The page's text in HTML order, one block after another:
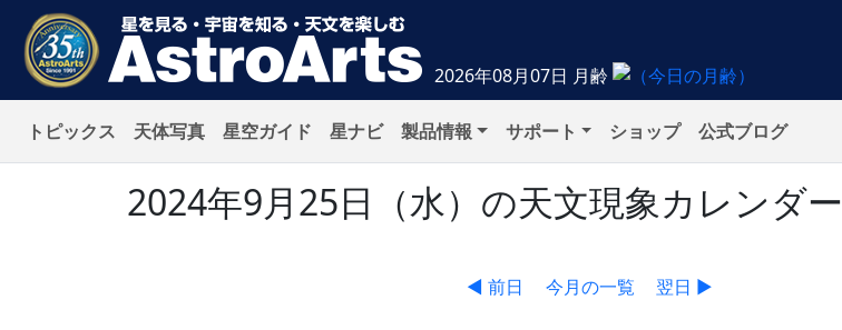
2026年08月07日 月齢
トピックス 天体写真 星空ガイド 星ナビ 製品情報 サポート ショップ 公式ブログ
2024年9月25日（水）の天文現象カレンダー
◀ 前日 今月の一覧 翌日 ▶